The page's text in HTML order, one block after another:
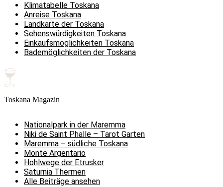
Klimatabelle Toskana
Anreise Toskana
Landkarte der Toskana
Sehenswürdigkeiten Toskana
Einkaufsmöglichkeiten Toskana
Bademöglichkeiten der Toskana
Toskana Magazin
Nationalpark in der Maremma
Niki de Saint Phalle – Tarot Garten
Maremma – südliche Toskana
Monte Argentario
Hohlwege der Etrusker
Saturnia Thermen
Alle Beiträge ansehen